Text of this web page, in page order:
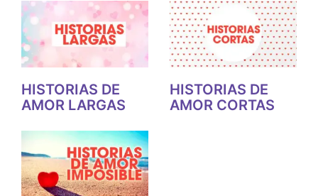
HISTORIAS DE
AMOR LARGAS
HISTORIAS DE
AMOR CORTAS